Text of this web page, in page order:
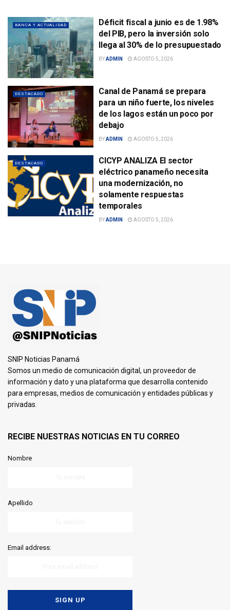
BANCA Y ACTUALIDAD
Déficit fiscal a junio es de 1.98%
del PIB, pero la inversión solo
llega al 30% de lo presupuestado
BYADMIN AGOSTO 5, 2026
DESTACADO
Canal de Panamá se prepara
para un niño fuerte, los niveles
de los lagos están un poco por
debajo
BYADMIN AGOSTO 5, 2026
DESTACADO
CICYP ANALIZA El sector
eléctrico panameño necesita
una modernización, no
solamente respuestas
temporales
BYADMIN AGOSTO 5, 2026
SNIP Noticias Panamá
Somos un medio de comunicación digital, un proveedor de
información y dato y una plataforma que desarrolla contenido
para empresas, medios de comunicación y entidades públicas y
privadas.
RECIBE NUESTRAS NOTICIAS EN TU CORREO
Nombre
Apellido
Email address: